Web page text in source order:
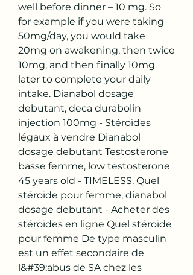
well before dinner – 10 mg. So
for example if you were taking
50mg/day, you would take
20mg on awakening, then twice
10mg, and then finally 10mg
later to complete your daily
intake. Dianabol dosage
debutant, deca durabolin
injection 100mg - Stéroïdes
légaux à vendre Dianabol
dosage debutant Testosterone
basse femme, low testosterone
45 years old - TIMELESS. Quel
stéroïde pour femme, dianabol
dosage debutant - Acheter des
stéroïdes en ligne Quel stéroïde
pour femme De type masculin
est un effet secondaire de
l&#39;abus de SA chez les